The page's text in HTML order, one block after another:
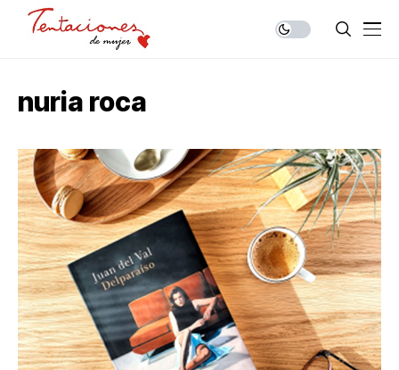
nuria roca